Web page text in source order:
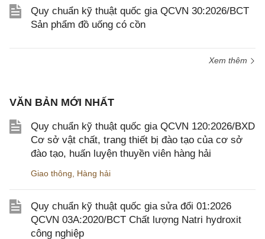
Quy chuẩn kỹ thuật quốc gia QCVN 30:2026/BCT
Sản phẩm đồ uống có cồn
Xem thêm
VĂN BẢN MỚI NHẤT
Quy chuẩn kỹ thuật quốc gia QCVN 120:2026/BXD
Cơ sở vật chất, trang thiết bị đào tạo của cơ sở
đào tạo, huấn luyện thuyền viên hàng hải
Giao thông Hàng hải
Quy chuẩn kỹ thuật quốc gia sửa đổi 01:2026
QCVN 03A:2020/BCT Chất lượng Natri hydroxit
công nghiệp